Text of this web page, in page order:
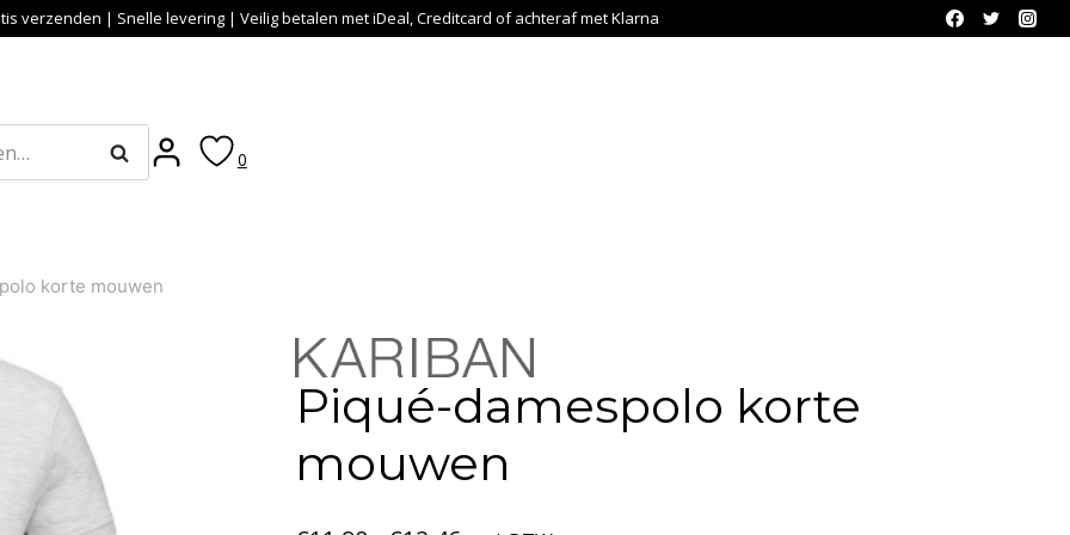
verzenden | Snelle levering | Veilig betalen met iDeal, Creditcard of achteraf met Klarna
Zoeken 0
korte mouwen
Piqué-damespolo korte
mouwen